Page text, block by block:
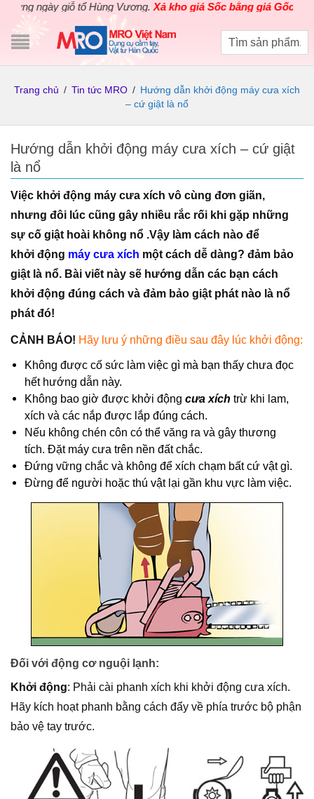
ngày giỗ tổ Hùng Vương.Xả kho giá Sốc bằng giá Gốccho các
Trang chủ / Tin tức MRO / Hướng dẫn khởi động máy cưa xích
– cứ giật là nổ
Hướng dẫn khởi động máy cưa xích – cứ giật
là nổ
Việc khởi động máy cưa xích vô cùng đơn giãn,
nhưng đôi lúc cũng gây nhiều rắc rối khi gặp những
sự cố giật hoài không nổ .Vậy làm cách nào để
khởi động máy cưa xích một cách dễ dàng? đảm bảo
giật là nổ. Bài viết này sẽ hướng dẫn các bạn cách
khởi động đúng cách và đảm bảo giật phát nào là nổ
phát đó!
CẢNH BÁO! Hãy lưu ý những điều sau đây lúc khởi động:
Không được cố sức làm việc gì mà bạn thấy chưa đọc
hết hướng dẫn này.
Không bao giờ được khởi động cưa xích trừ khi lam,
xích và các nắp được lắp đúng cách.
Nếu không chén côn có thể văng ra và gây thương
tích. Đặt máy cưa trên nền đất chắc.
Đứng vững chắc và không để xích chạm bất cứ vật gì.
Đừng để người hoặc thú vật lại gần khu vực làm việc.
Đối với động cơ nguội lạnh:
Khởi động: Phải cài phanh xích khi khởi động cưa xích.
Hãy kích hoạt phanh bằng cách đẩy về phía trước bộ phận
bảo vệ tay trước.